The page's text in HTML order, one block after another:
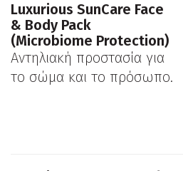
Luxurious SunCare Face
& Body Pack
(Microbiome Protection)
Αντηλιακή προστασία για
το σώμα και το πρόσωπο.